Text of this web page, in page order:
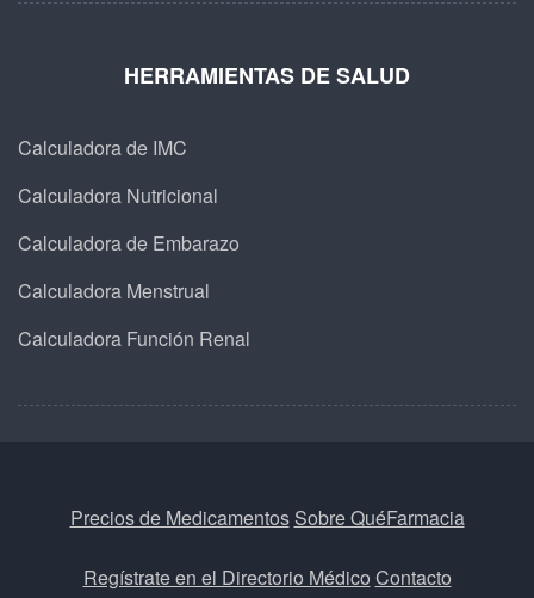
HERRAMIENTAS DE SALUD
Calculadora de IMC
Calculadora Nutricional
Calculadora de Embarazo
Calculadora Menstrual
Calculadora Función Renal
Precios de Medicamentos Sobre QuéFarmacia
Regístrate en el Directorio Médico Contacto